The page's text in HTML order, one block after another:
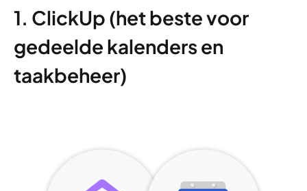
1. ClickUp (het beste voor
gedeelde kalenders en
taakbeheer)